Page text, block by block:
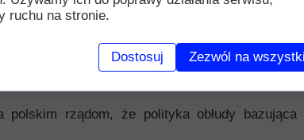
polskim rządom, że polityka obłudy
ruchu na stronie.
Dostosuj Zezwól na